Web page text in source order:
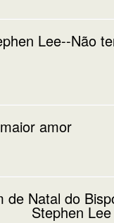
Lee--Não
amor
de Natal do
Stephen Lee